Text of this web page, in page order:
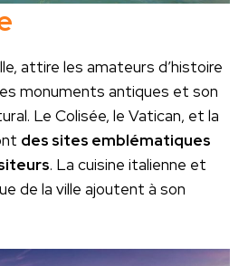
attire les amateurs d’histoire
monuments antiques et son
Le Colisée, le Vatican, et la
des sites emblématiques
. La cuisine italienne et
de la ville ajoutent à son